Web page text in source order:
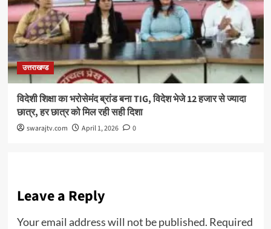
उत्तराखण्ड
विदेशी शिक्षा का भरोसेमंद ब्रांड बना TIG, विदेश भेजे 12 हजार से ज्यादा
छात्र, हर छात्र को मिल रही सही दिशा
swarajtv.com April 1, 2026 0
Leave a Reply
Your email address will not be published. Required